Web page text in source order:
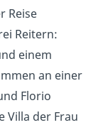
Reise
Reitern:
einem
an einer
Florio
Villa der Frau